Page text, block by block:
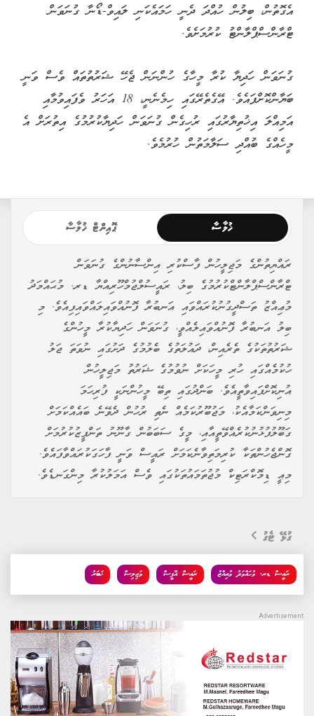
އެގޮތުން، ބިލުން ހުއްދަ ދެނީ ހަމައެކަނި ލައިވް-ޑޯނާ ގުނަވަން
ޓްރާންސްޕްލާންޓު ކުރުމަށެވެ.
ގުނަވަން ހަދިޔާ ކުރާ މީހާގެ ހުންނަން ޖެހޭ ޝަރުތުތައް ވެސް ވަނީ
ބަޔާންކޮށްފައެވެ. އޭގެތެރޭގައި ހިމެނެނީ، 18 އަހަރު ވެފައިވުމާއި
އަމިއްލަ އިޚުތިޔާރުގައި ރުހިގެން ގުނަވަން ހަދިޔާކުރުމުގެ އިތުރަށް އެ
މީހެއްގެ ބުއްދި ސަލާމަތުން ހުރުމެވެ.
ޚުލާސާ ޕޮއިންޓް ޚުލާސާ
ރައްޔިތުންގެ މަޖިލީހުން ފާސްކުރި އިންސާނުންގެ ގުނަވަން
ޓްރާންސްޕްލާންޓްކުރުމުގެ ބިލު، ރައީސުލްޖުމްހޫރިއްޔާ ޑރ. މުޙައްމަދު
މުޢިއްޒު ތަސްދީގުނުކުރައްވައި އަނބުރާ ފޮނުއްވައިލައްވައިފިއެވެ. މި
ބިލު އަނބުރާ ފޮނުއްވައިލެއްވީ، ގުނަވަން ހަދިޔާކުރާ މީހުންގެ
ޝަރުތުތަކުގެ ތެރެއިން، ދައުލަތުގެ ބެލުމުގެ ދަށުގައި ނުވަތަ ޖަލު
ހުކުމެއްގައި ހުރި މީހަކަށް ނުވުމުގެ ޝަރުތު މަޖިލީހުން
އުނިކޮށްފައިވާތީއެވެ. ބަންދުގައި ތިބޭ މީހުންނަކީ ފުރިހަމަ
މިނިވަންކަމާއެކު، މަޖުބޫރުކަމެއް ނެތި ރުހުން ދެވޭނެ ބައެއްކަމަށް
ގަބޫލުފުޅުނުކުރެއްވޭތީއާއި، މީގެ ސަބަބުން ގާނޫނު ތަންފީޒުކުރުމަށް
ގޮންޖެހުންތަކާ ކުރިމަތިވާނެކަމަށް ރައީސް ވަނީ ފާހަގަކުރައްވާފައެވެ.
މިއީ ޑިމޮކްރަޓިކް މުޖުތަމައުތަކުގައި ވެސް އަމަލުކުރާ މިންގަނޑެވެ.
ގުޅޭ ޓެގު
ޚަބަރު މަޖިލިސް ރައީސް އޮފީސް ރައީސް ޑރ. މުހައްމަދު މުއިއްޒު